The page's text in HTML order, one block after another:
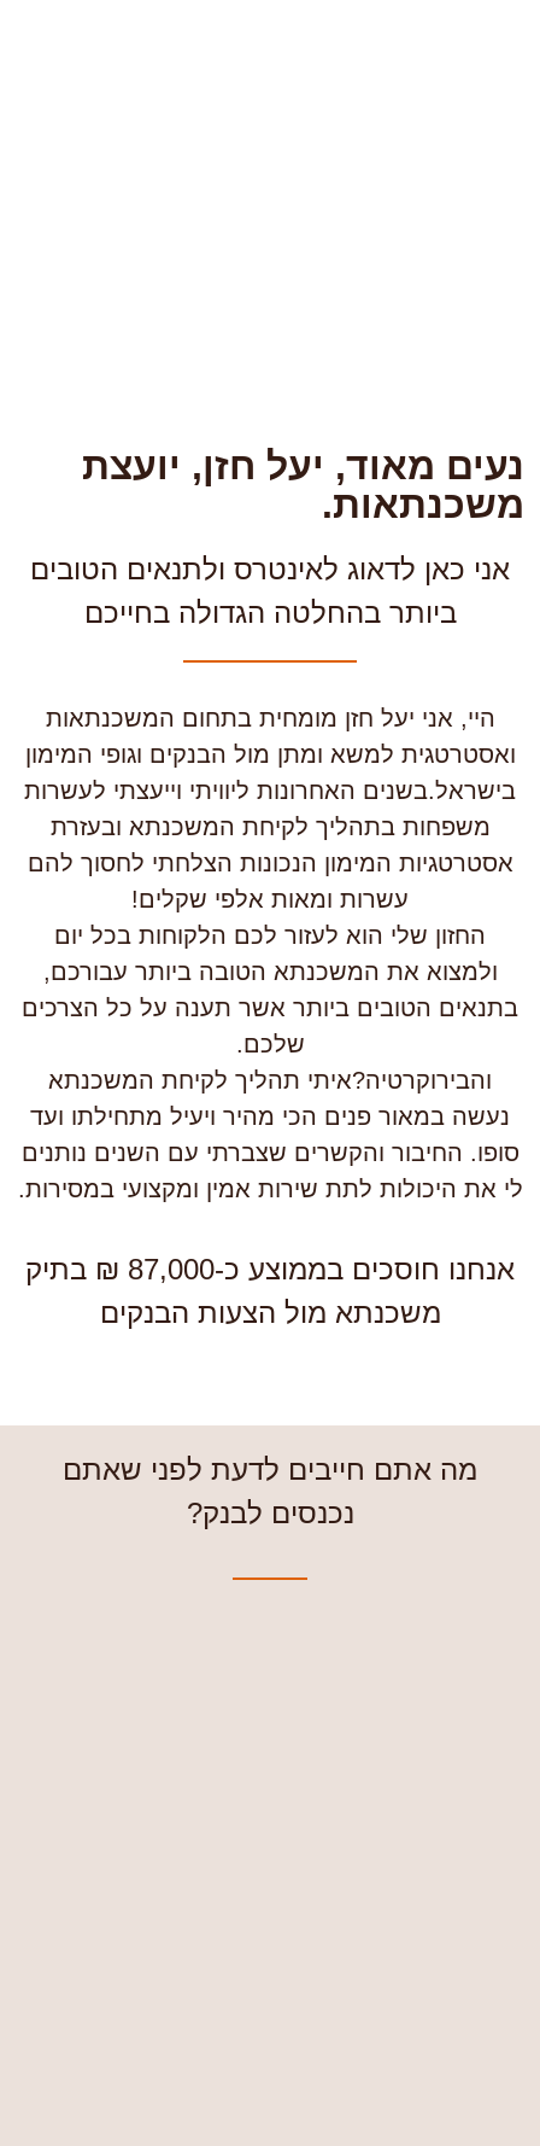
מאוד, יעל חזן, יועצת
אני כאן לדאוג לאינטרס ולתנאים הטובים
ביותר בהחלטה הגדולה בחייכם
היי, אני יעל חזן מומחית בתחום המשכנתאות
ואסטרטגית למשא ומתן מול הבנקים וגופי המימון
בישראל.בשנים האחרונות ליוויתי וייעצתי לעשרות
משפחות בתהליך לקיחת המשכנתא ובעזרת
אסטרטגיות המימון הנכונות הצלחתי לחסוך להם
עשרות ומאות אלפי שקלים!
החזון שלי הוא לעזור לכם הלקוחות בכל יום
ולמצוא את המשכנתא הטובה ביותר עבורכם,
בתנאים הטובים ביותר אשר תענה על כל הצרכים
שלכם.
והבירוקרטיה?איתי תהליך לקיחת המשכנתא
נעשה במאור פנים הכי מהיר ויעיל מתחילתו ועד
החיבור והקשרים שצברתי עם השנים נותנים
את היכולות לתת שירות אמין ומקצועי במסירות.
אנחנו חוסכים בממוצע כ-87,000 ₪ בתיק
משכנתא מול הצעות הבנקים
מה אתם חייבים לדעת לפני שאתם
נכנסים לבנק?